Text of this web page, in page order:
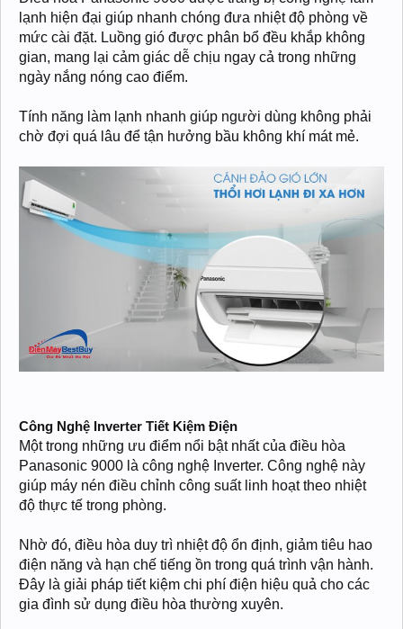
lạnh hiện đại giúp nhanh chóng đưa nhiệt độ phòng về
mức cài đặt. Luồng gió được phân bổ đều khắp không
gian, mang lại cảm giác dễ chịu ngay cả trong những
ngày nắng nóng cao điểm.
Tính năng làm lạnh nhanh giúp người dùng không phải
chờ đợi quá lâu để tận hưởng bầu không khí mát mẻ.
Công Nghệ Inverter Tiết Kiệm Điện
Một trong những ưu điểm nổi bật nhất của điều hòa
Panasonic 9000 là công nghệ Inverter. Công nghệ này
giúp máy nén điều chỉnh công suất linh hoạt theo nhiệt
độ thực tế trong phòng.
Nhờ đó, điều hòa duy trì nhiệt độ ổn định, giảm tiêu hao
điện năng và hạn chế tiếng ồn trong quá trình vận hành.
Đây là giải pháp tiết kiệm chi phí điện hiệu quả cho các
gia đình sử dụng điều hòa thường xuyên.